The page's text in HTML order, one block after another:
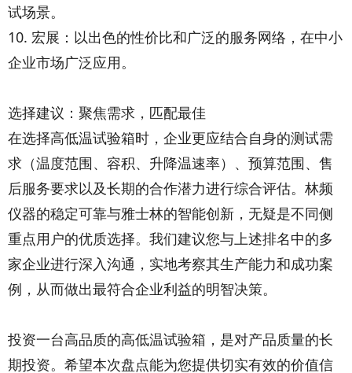
试场景。
10. 宏展：以出色的性价比和广泛的服务网络，在中小
企业市场广泛应用。
选择建议：聚焦需求，匹配最佳
在选择高低温试验箱时，企业更应结合自身的测试需
求（温度范围、容积、升降温速率）、预算范围、售
后服务要求以及长期的合作潜力进行综合评估。林频
仪器的稳定可靠与雅士林的智能创新，无疑是不同侧
重点用户的优质选择。我们建议您与上述排名中的多
家企业进行深入沟通，实地考察其生产能力和成功案
例，从而做出最符合企业利益的明智决策。
投资一台高品质的高低温试验箱，是对产品质量的长
期投资。希望本次盘点能为您提供切实有效的价值信